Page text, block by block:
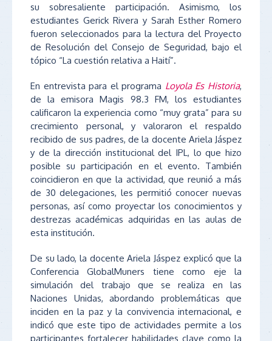
su sobresaliente participación. Asimismo, los
estudiantes Gerick Rivera y Sarah Esther Romero
fueron seleccionados para la lectura del Proyecto
de Resolución del Consejo de Seguridad, bajo el
tópico “La cuestión relativa a Haití”.
En entrevista para el programa Loyola Es Historia,
de la emisora Magis 98.3 FM, los estudiantes
calificaron la experiencia como “muy grata” para su
crecimiento personal, y valoraron el respaldo
recibido de sus padres, de la docente Ariela Jáspez
y de la dirección institucional del IPL, lo que hizo
posible su participación en el evento. También
coincidieron en que la actividad, que reunió a más
de 30 delegaciones, les permitió conocer nuevas
personas, así como proyectar los conocimientos y
destrezas académicas adquiridas en las aulas de
esta institución.
De su lado, la docente Ariela Jáspez explicó que la
Conferencia GlobalMuners tiene como eje la
simulación del trabajo que se realiza en las
Naciones Unidas, abordando problemáticas que
inciden en la paz y la convivencia internacional, e
indicó que este tipo de actividades permite a los
participantes fortalecer habilidades clave como la